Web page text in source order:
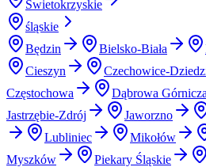
Swietokrzyskie
śląskie
Będzin
Bielsko-Biała
Cieszyn
Czechowice-
Częstochowa
Dąbrowa Górnicza
Jastrzębie-Zdrój
Jaworzno
Lubliniec
Mikołów
Myszków
Piekary Śląskie